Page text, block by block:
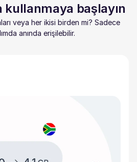
kullanmaya başlayın
veya her ikisi birden mi? Sadece
anında erişilebilir.